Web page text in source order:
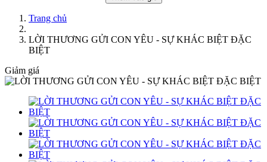
Trang chủ
LỜI THƯƠNG GỬI CON YÊU - SỰ KHÁC BIỆT ĐẶC
BIỆT
Giảm giá